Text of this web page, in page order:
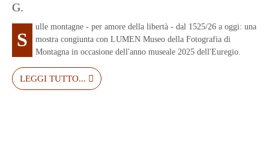
G.
S
ulle montagne - per amore della libertà - dal 1525/26 a oggi: una
mostra congiunta con LUMEN Museo della Fotografia di
Montagna in occasione dell'anno museale 2025 dell'Euregio.
LEGGI TUTTO...